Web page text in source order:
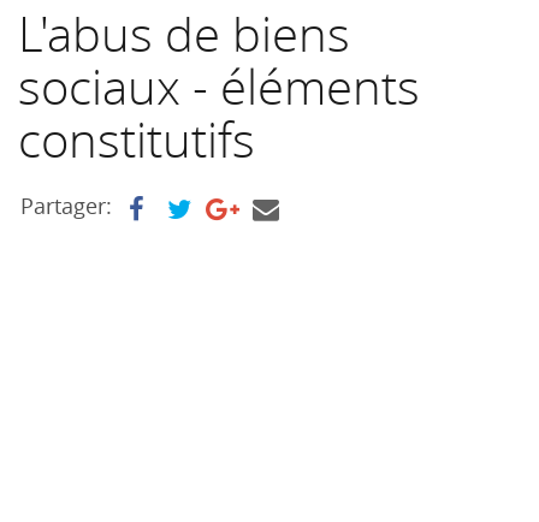
L'abus de biens
sociaux - éléments
constitutifs
Partager: